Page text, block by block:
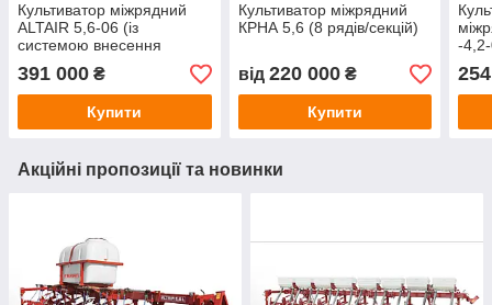
Культиватор міжрядний
ALTAIR 5,6-06 (із
системою внесення
гранульованих добрив)
391 000 ₴
Купити
Культиватор міжрядний
КРНА 5,6 (8 рядів/секцій)
від 220 000₴
Купити
-4,2-
Акційні пропозиції та новинки